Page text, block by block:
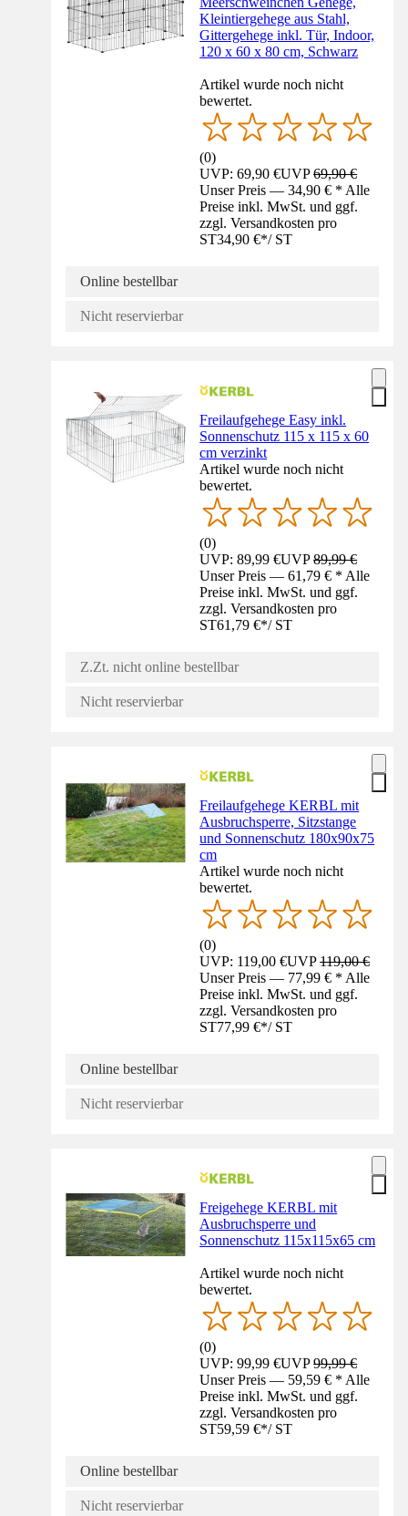
Kleintiergehege aus Stahl,
Gittergehege inkl. Tür, Indoor,
120 x 60 x 80 cm, Schwarz
Artikel wurde noch nicht
bewertet.
(0)
UVP: 69,90 €UVP69,90 €
Unser Preis — 34,90 € * Alle
Preise inkl. MwSt. und ggf.
zzgl. Versandkosten pro
ST34,90 €*/ ST
Online bestellbar
Nicht reservierbar
Freilaufgehege Easy inkl.
Sonnenschutz 115 x 115 x 60
cm verzinkt
Artikel wurde noch nicht
bewertet.
(0)
UVP: 89,99 €UVP89,99 €
Unser Preis — 61,79 € * Alle
Preise inkl. MwSt. und ggf.
zzgl. Versandkosten pro
ST61,79 €*/ ST
Z.Zt. nicht online bestellbar
Nicht reservierbar
Freilaufgehege KERBL mit
Ausbruchsperre, Sitzstange
und Sonnenschutz 180x90x75
cm
Artikel wurde noch nicht
bewertet.
(0)
UVP: 119,00 €UVP119,00 €
Unser Preis — 77,99 € * Alle
Preise inkl. MwSt. und ggf.
zzgl. Versandkosten pro
ST77,99 €*/ ST
Online bestellbar
Nicht reservierbar
Freigehege KERBL mit
Ausbruchsperre und
Sonnenschutz 115x115x65 cm
Artikel wurde noch nicht
bewertet.
(0)
UVP: 99,99 €UVP99,99 €
Unser Preis — 59,59 € * Alle
Preise inkl. MwSt. und ggf.
zzgl. Versandkosten pro
ST59,59 €*/ ST
Online bestellbar
Nicht reservierbar